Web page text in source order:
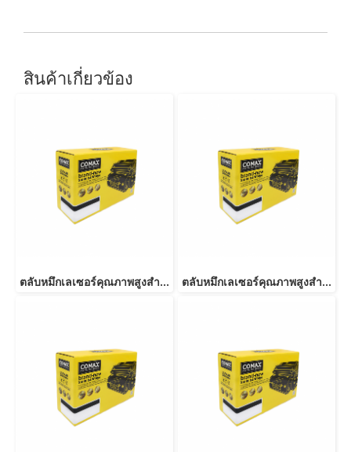
สินค้าเกี่ยวข้อง
ตลับหมึกเลเซอร์คุณภาพสูงสำหรับ RICOH รุ่น C250/C260/C261 BK ตลับหมึกเลเซอร์คุณภาพสูงสำหรับ RICOH รุ่น C250/C260/C261 C